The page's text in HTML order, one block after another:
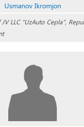
Usmanov Ikromjon
LLC "UzAuto Cepla",